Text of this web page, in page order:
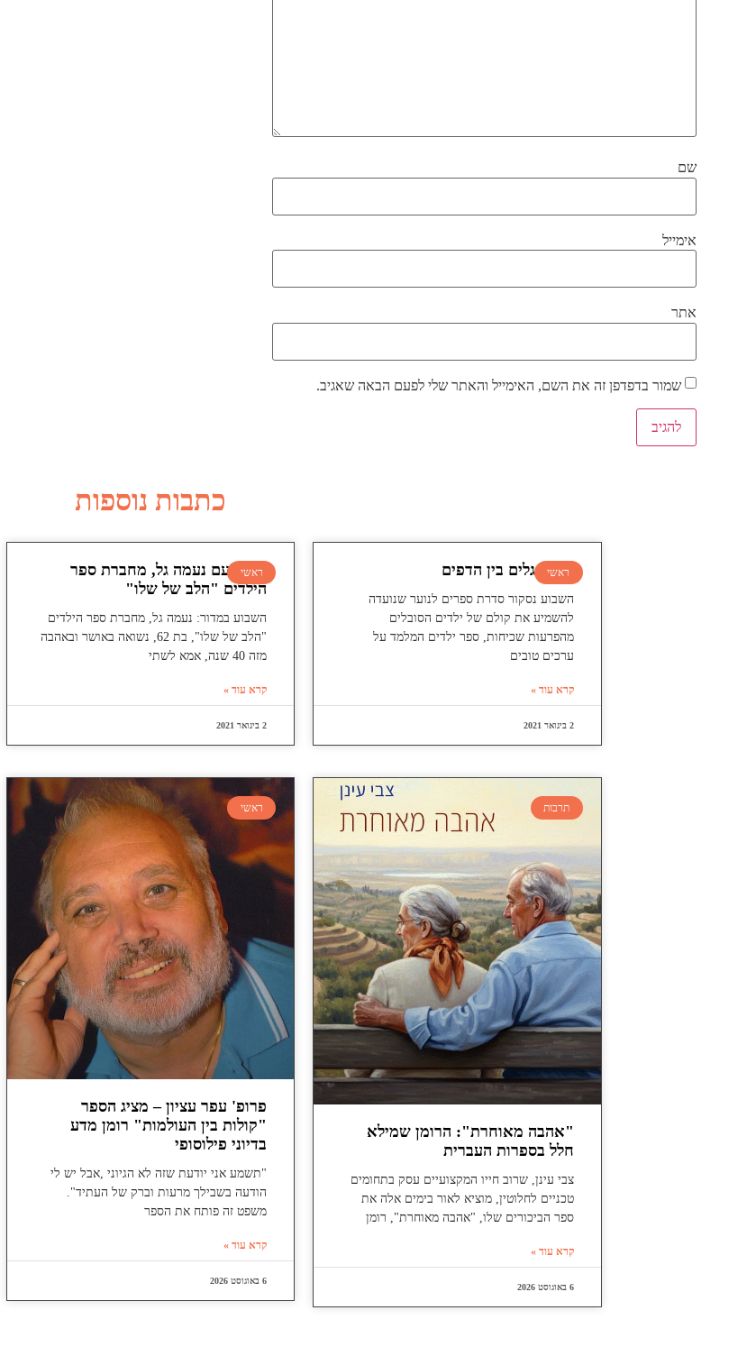
שם
אימייל
אתר
שמור בדפדפן זה את השם, האימייל והאתר שלי לפעם הבאה שאגיב.
כתבות נוספות
ראשי
עושה גלים בין הדפים
השבוע נסקור סדרת ספרים לנוער שנועדה
להשמיע את קולם של ילדים הסובלים
מהפרעות שכיחות, ספר ילדים המלמד על
ערכים טובים
קרא עוד »
2 בינואר 2021
ראשי
ראיון עם נעמה גל, מחברת ספר
הילדים "הלב של שלו"
השבוע במדור: נעמה גל, מחברת ספר הילדים
"הלב של שלו", בת 62, נשואה באושר ובאהבה
מזה 40 שנה, אמא לשתי
קרא עוד »
2 בינואר 2021
תרבות
"אהבה מאוחרת": הרומן שמילא
חלל בספרות העברית
צבי עינן, שרוב חייו המקצועיים עסק בתחומים
טכניים לחלוטין, מוציא לאור בימים אלה את
ספר הביכורים שלו, "אהבה מאוחרת", רומן
קרא עוד »
6 באוגוסט 2026
ראשי
פרופ' עפר עציון – מציג הספר
"קולות בין העולמות" רומן מדע
בדיוני פילוסופי
"תשמע אני יודעת שזה לא הגיוני ,אבל יש לי
הודעה בשבילך מרעות וברק של העתיד".
משפט זה פותח את הספר
קרא עוד »
6 באוגוסט 2026